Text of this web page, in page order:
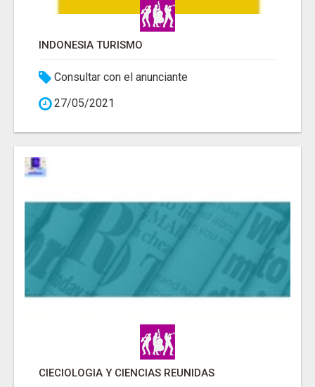
INDONESIA TURISMO
Consultar con el anunciante
27/05/2021
CIECIOLOGIA Y CIENCIAS REUNIDAS